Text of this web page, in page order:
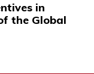
in
the Global